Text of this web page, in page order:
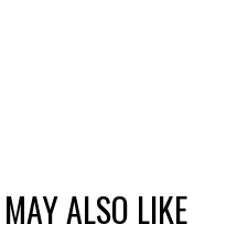
ALSO LIKE